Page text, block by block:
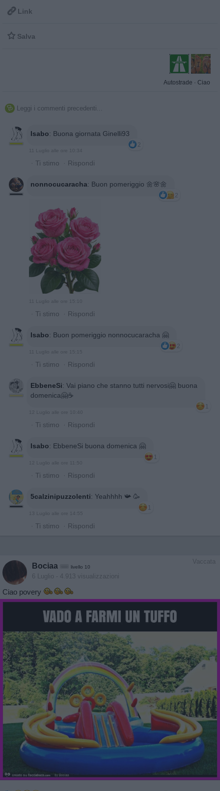
 Link
 Salva
Autostrade · Ciao
 Leggi i commenti precedenti...
Isabo: Buona giornata Ginelli93
2
11 Luglio alle ore 10:34
· Ti stimo · Rispondi
nonnocucaracha: Buon pomeriggio 🌼🌸🌼
2
· Ti stimo · Rispondi
Isabo: Buon pomeriggio nonnocucaracha 🤗
2
11 Luglio alle ore 15:15
· Ti stimo · Rispondi
EbbeneSi: Vai piano che stanno tutti nervosi🤗 buona
domenica🤗☕️
1
12 Luglio alle ore 10:40
· Ti stimo · Rispondi
Isabo: EbbeneSi buona domenica 🤗
1
12 Luglio alle ore 11:50
· Ti stimo · Rispondi
5calzinipuzzolenti: Yeahhhh 📯 🥳
1
13 Luglio alle ore 14:55
· Ti stimo · Rispondi
Vaccata
Bociaa livello 10
6 Luglio - 4.913 visualizzazioni
Ciao povery